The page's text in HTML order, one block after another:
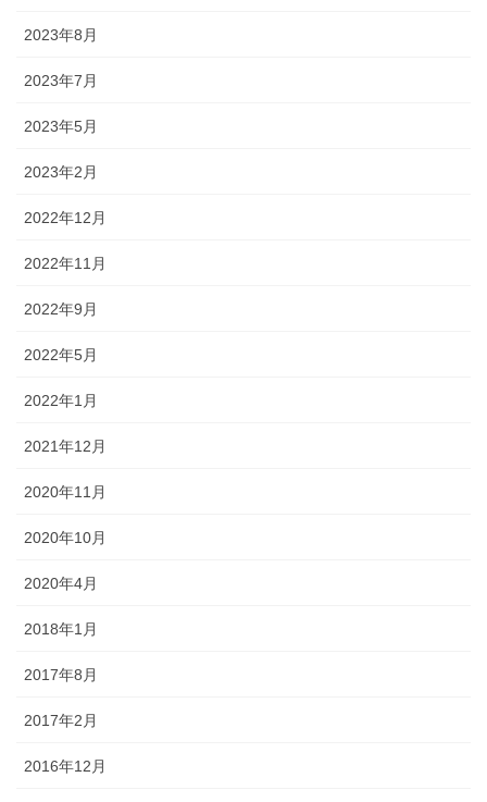
2023年8月
2023年7月
2023年5月
2023年2月
2022年12月
2022年11月
2022年9月
2022年5月
2022年1月
2021年12月
2020年11月
2020年10月
2020年4月
2018年1月
2017年8月
2017年2月
2016年12月